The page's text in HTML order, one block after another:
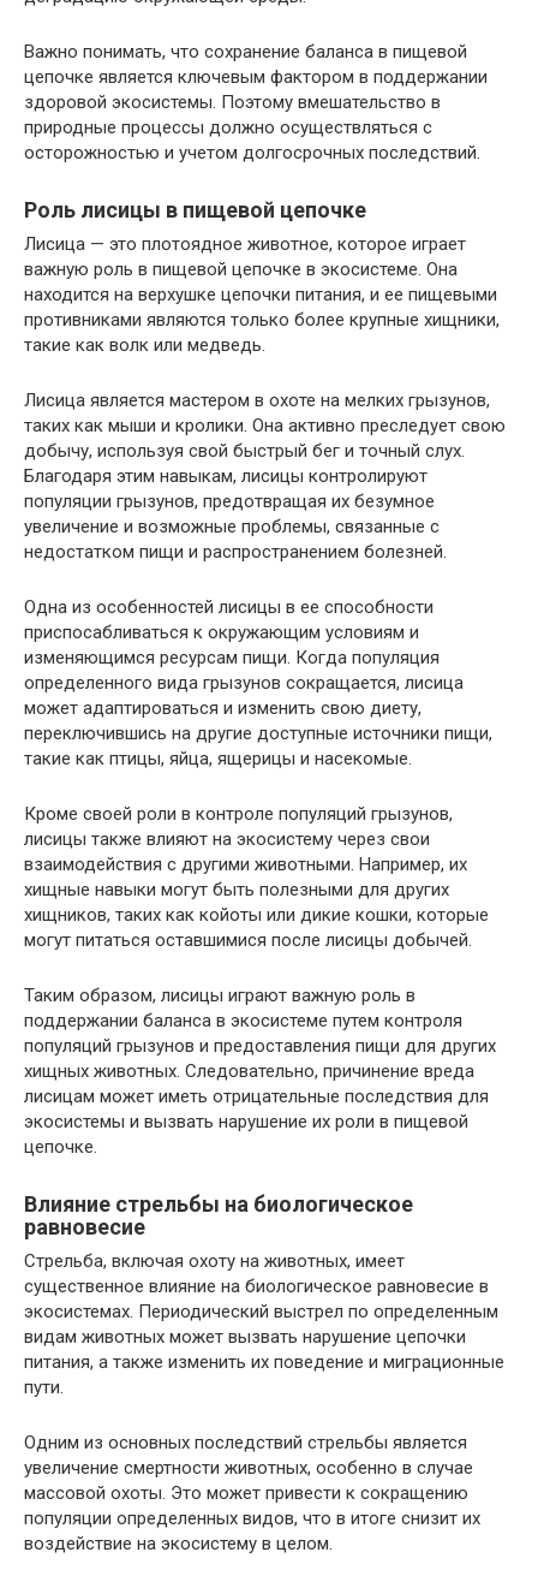
Важно понимать, что сохранение баланса в пищевой
цепочке является ключевым фактором в поддержании
здоровой экосистемы. Поэтому вмешательство в
природные процессы должно осуществляться с
осторожностью и учетом долгосрочных последствий.
Роль лисицы в пищевой цепочке
Лисица — это плотоядное животное, которое играет
важную роль в пищевой цепочке в экосистеме. Она
находится на верхушке цепочки питания, и ее пищевыми
противниками являются только более крупные хищники,
такие как волк или медведь.
Лисица является мастером в охоте на мелких грызунов,
таких как мыши и кролики. Она активно преследует свою
добычу, используя свой быстрый бег и точный слух.
Благодаря этим навыкам, лисицы контролируют
популяции грызунов, предотвращая их безумное
увеличение и возможные проблемы, связанные с
недостатком пищи и распространением болезней.
Одна из особенностей лисицы в ее способности
приспосабливаться к окружающим условиям и
изменяющимся ресурсам пищи. Когда популяция
определенного вида грызунов сокращается, лисица
может адаптироваться и изменить свою диету,
переключившись на другие доступные источники пищи,
такие как птицы, яйца, ящерицы и насекомые.
Кроме своей роли в контроле популяций грызунов,
лисицы также влияют на экосистему через свои
взаимодействия с другими животными. Например, их
хищные навыки могут быть полезными для других
хищников, таких как койоты или дикие кошки, которые
могут питаться оставшимися после лисицы добычей.
Таким образом, лисицы играют важную роль в
поддержании баланса в экосистеме путем контроля
популяций грызунов и предоставления пищи для других
хищных животных. Следовательно, причинение вреда
лисицам может иметь отрицательные последствия для
экосистемы и вызвать нарушение их роли в пищевой
цепочке.
Влияние стрельбы на биологическое
равновесие
Стрельба, включая охоту на животных, имеет
существенное влияние на биологическое равновесие в
экосистемах. Периодический выстрел по определенным
видам животных может вызвать нарушение цепочки
питания, а также изменить их поведение и миграционные
пути.
Одним из основных последствий стрельбы является
увеличение смертности животных, особенно в случае
массовой охоты. Это может привести к сокращению
популяции определенных видов, что в итоге снизит их
воздействие на экосистему в целом.